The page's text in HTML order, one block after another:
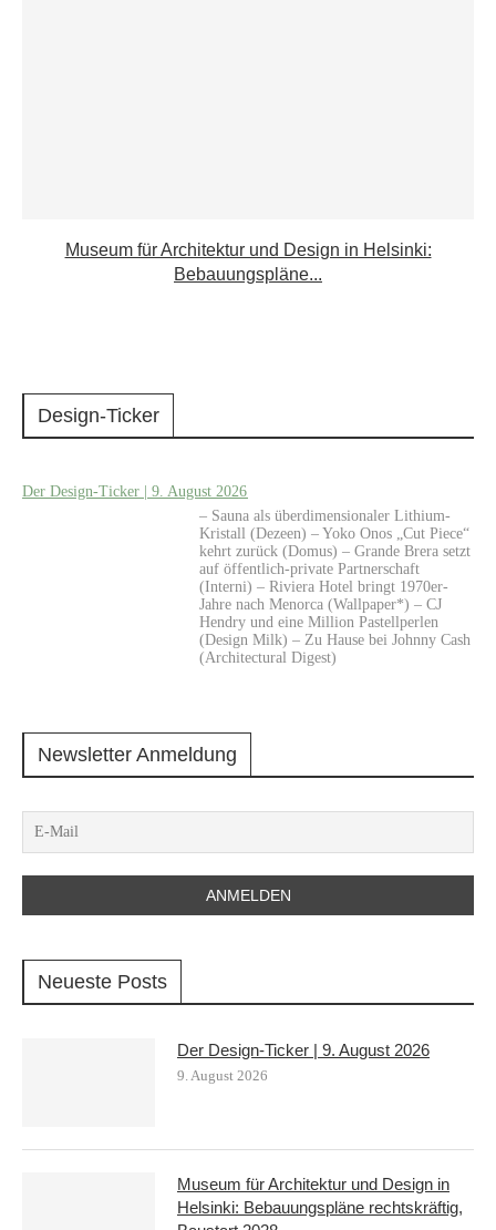
Museum für Architektur und Design in Helsinki:
Bebauungspläne...
Design-Ticker
Der Design-Ticker | 9. August 2026
– Sauna als überdimensionaler Lithium-
Kristall (Dezeen) – Yoko Onos „Cut Piece“
kehrt zurück (Domus) – Grande Brera setzt
auf öffentlich-private Partnerschaft
(Interni) – Riviera Hotel bringt 1970er-
Jahre nach Menorca (Wallpaper*) – CJ
Hendry und eine Million Pastellperlen
(Design Milk) – Zu Hause bei Johnny Cash
(Architectural Digest)
Newsletter Anmeldung
Neueste Posts
Der Design-Ticker | 9. August 2026
9. August 2026
Museum für Architektur und Design in
Helsinki: Bebauungspläne rechtskräftig,